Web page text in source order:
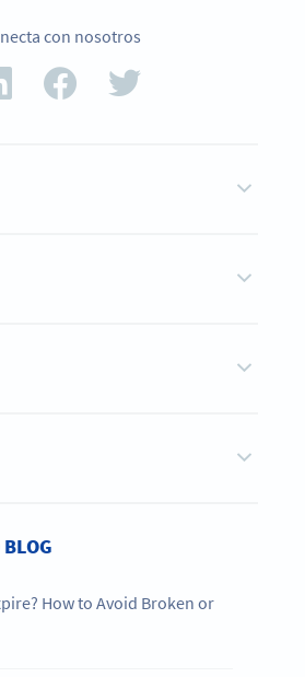
con nosotros
How to Avoid Broken or